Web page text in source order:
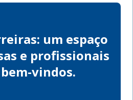
um espaço
e profissionais
vindos.